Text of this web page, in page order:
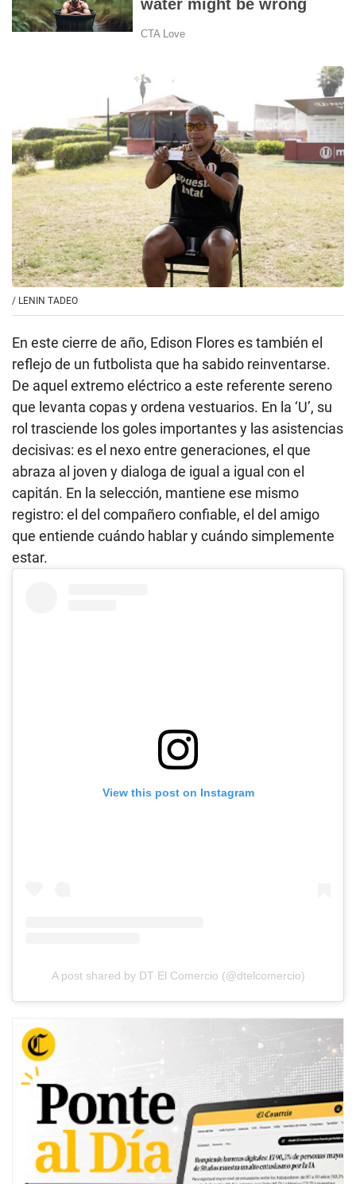
/ LENIN TADEO
En este cierre de año, Edison Flores es también el
reflejo de un futbolista que ha sabido reinventarse.
De aquel extremo eléctrico a este referente sereno
que levanta copas y ordena vestuarios. En la ‘U’, su
rol trasciende los goles importantes y las asistencias
decisivas: es el nexo entre generaciones, el que
abraza al joven y dialoga de igual a igual con el
capitán. En la selección, mantiene ese mismo
registro: el del compañero confiable, el del amigo
que entiende cuándo hablar y cuándo simplemente
estar.
View this post on Instagram
A post shared by DT El Comercio (@dtelcomercio)